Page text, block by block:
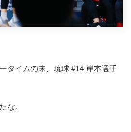
タイムの末、琉球 #14 岸本選手
な。